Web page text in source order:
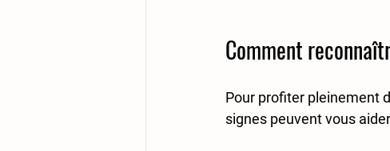
Comment
Pour profiter pleinement
signes peuvent vous